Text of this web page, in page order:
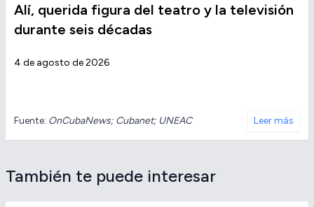
Alí, querida figura del teatro y la televisión
durante seis décadas
4 de agosto de 2026
Fuente: OnCubaNews; Cubanet; UNEAC Leer más
También te puede interesar